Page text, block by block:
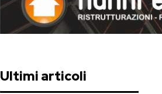
Ultimi articoli